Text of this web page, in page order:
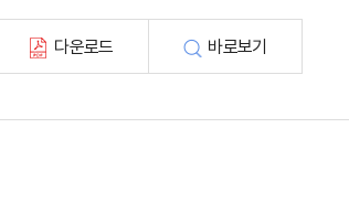
다운로드 바로보기